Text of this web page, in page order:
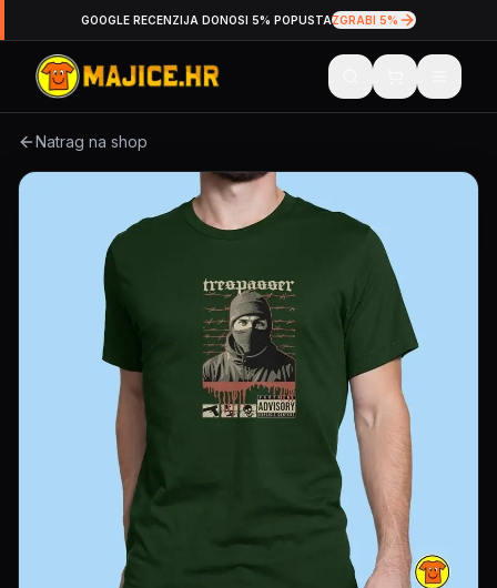
GOOGLE RECENZIJA DONOSI 5% POPUSTAZGRABI 5%
Natrag na shop